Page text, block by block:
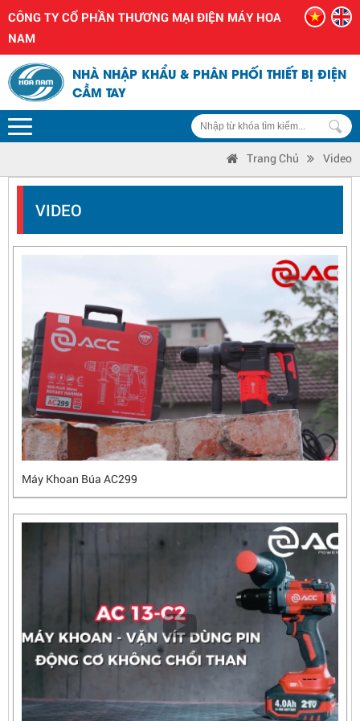
CÔNG TY CỔ PHẦN THƯƠNG MẠI ĐIỆN MÁY HOA
NAM
NHÀ NHẬP KHẨU & PHÂN PHỐI THIẾT BỊ ĐIỆN
CẦM TAY
Trang Chủ Video
VIDEO
Máy Khoan Búa AC299